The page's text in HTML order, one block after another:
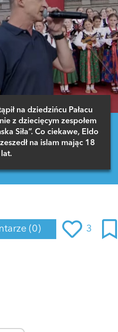
na dziedzińcu Pałacu
z dziecięcym zespołem
Siła”. Co ciekawe, Eldo
na islam mając 18
lat.
(0) 3